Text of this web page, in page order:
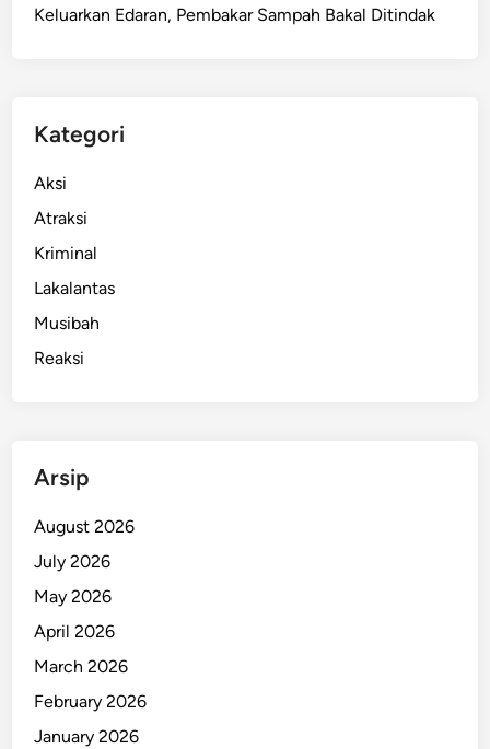
Keluarkan Edaran, Pembakar Sampah Bakal Ditindak
Kategori
Aksi
Atraksi
Kriminal
Lakalantas
Musibah
Reaksi
Arsip
August 2026
July 2026
May 2026
April 2026
March 2026
February 2026
January 2026